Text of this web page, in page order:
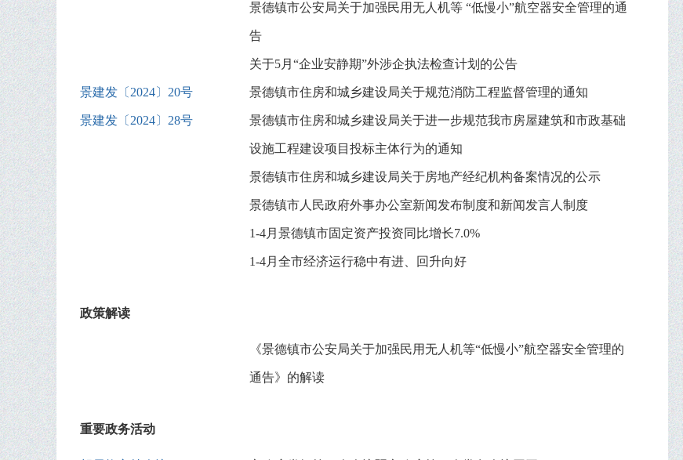
景德镇市公安局关于加强民用无人机等 “低慢小”航空器安全管理的通
告
关于5月“企业安静期”外涉企执法检查计划的公告
景建发〔2024〕20号 景德镇市住房和城乡建设局关于规范消防工程监督管理的通知
景建发〔2024〕28号 景德镇市住房和城乡建设局关于进一步规范我市房屋建筑和市政基础
设施工程建设项目投标主体行为的通知
景德镇市住房和城乡建设局关于房地产经纪机构备案情况的公示
景德镇市人民政府外事办公室新闻发布制度和新闻发言人制度
1-4月景德镇市固定资产投资同比增长7.0%
1-4月全市经济运行稳中有进、回升向好
政策解读
《景德镇市公安局关于加强民用无人机等“低慢小”航空器安全管理的
通告》的解读
重要政务活动